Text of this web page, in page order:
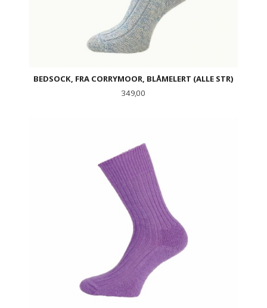
BEDSOCK, FRA CORRYMOOR, BLÅMELERT (ALLE STR)
Pris
349,00